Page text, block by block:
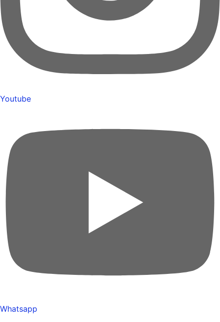
Youtube
Whatsapp